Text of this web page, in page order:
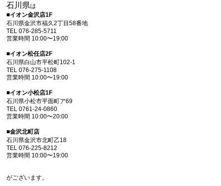
石川県は
■イオン金沢店1F
石川県金沢市福久2丁目58番地
TEL 076-285-5711
営業時間 10:00〜19:00
■イオン松任店2F
石川県白山市平松町102-1
TEL 076-275-1108
営業時間 10:00〜19:00
■イオン小松店1F
石川県小松市平面町ア69
TEL 0761-24-0860
営業時間 10:00〜20:00
■金沢北町店
石川県金沢市北町乙18
TEL 076-225-8212
営業時間 10:00〜19:00
がございます。